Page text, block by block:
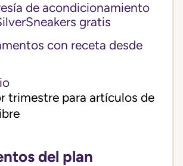
de acondicionamiento
gratis
con receta desde
trimestre para artículos de
del plan